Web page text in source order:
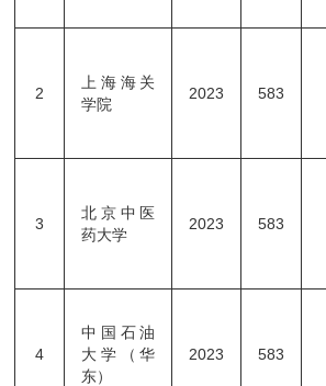
2
上海海关
学院
2023 583
3
北京中医
药大学
2023 583
4
中国石油
大学（华
东）
2023 583